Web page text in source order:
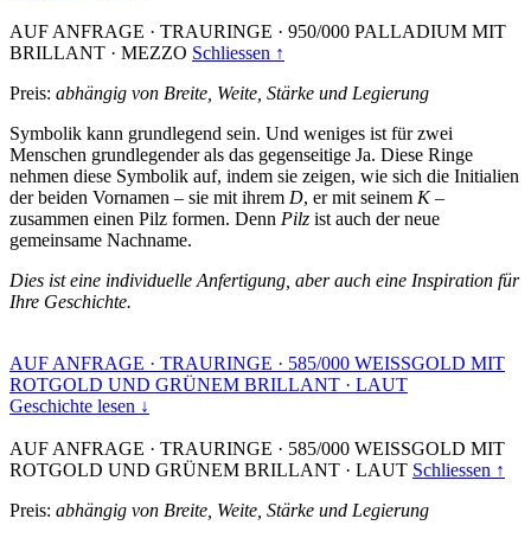
AUF ANFRAGE · TRAURINGE · 950/000 PALLADIUM MIT
BRILLANT · MEZZO Schliessen ↑
Preis: abhängig von Breite, Weite, Stärke und Legierung
Symbolik kann grundlegend sein. Und weniges ist für zwei
Menschen grundlegender als das gegenseitige Ja. Diese Ringe
nehmen diese Symbolik auf, indem sie zeigen, wie sich die Initialien
der beiden Vornamen – sie mit ihrem D, er mit seinem K–
zusammen einen Pilz formen. Denn Pilz ist auch der neue
gemeinsame Nachname.
Dies ist eine individuelle Anfertigung, aber auch eine Inspiration für
Ihre Geschichte.
AUF ANFRAGE · TRAURINGE · 585/000 WEISSGOLD MIT
ROTGOLD UND GRÜNEM BRILLANT · LAUT
Geschichte lesen ↓
AUF ANFRAGE · TRAURINGE · 585/000 WEISSGOLD MIT
ROTGOLD UND GRÜNEM BRILLANT · LAUT Schliessen ↑
Preis: abhängig von Breite, Weite, Stärke und Legierung